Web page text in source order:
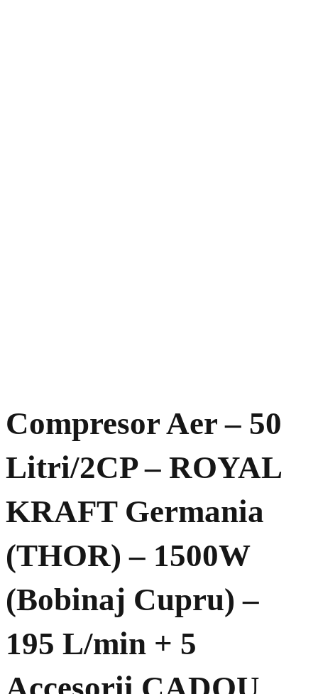
Compresor Aer – 50
Litri/2CP – ROYAL
KRAFT Germania
(THOR) – 1500W
(Bobinaj Cupru) –
195 L/min + 5